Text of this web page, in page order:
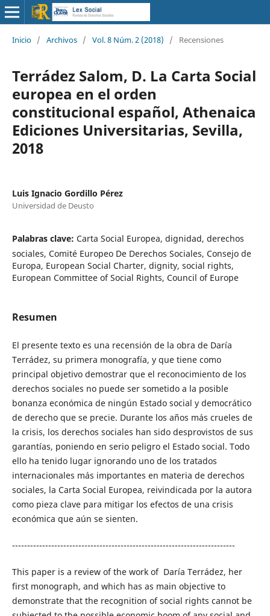
Inicio / Archivos / Vol. 8 Núm. 2 (2018) / Recensiones
Terrádez Salom, D. La Carta Social
europea en el orden
constitucional español, Athenaica
Ediciones Universitarias, Sevilla,
2018
Luis Ignacio Gordillo Pérez
Universidad de Deusto
Palabras clave: Carta Social Europea, dignidad, derechos
sociales, Comité Europeo De Derechos Sociales, Consejo de
Europa, European Social Charter, dignity, social rights,
European Committee of Social Rights, Council of Europe
Resumen
El presente texto es una recensión de la obra de Daría
Terrádez, su primera monografía, y que tiene como
principal objetivo demostrar que el reconocimiento de los
derechos sociales no puede ser sometido a la posible
bonanza económica de ningún Estado social y democrático
de derecho que se precie. Durante los años más crueles de
la crisis, los derechos sociales han sido desprovistos de sus
garantías, poniendo en serio peligro el Estado social. Todo
ello ha tenido lugar ignorando uno de los tratados
internacionales más importantes en materia de derechos
sociales, la Carta Social Europea, reivindicada por la autora
como pieza clave para mitigar los efectos de una crisis
económica que aún se sienten.
--------------------------------------------------------------------------
This paper is a review of the work of Daría Terrádez, her
first monograph, and which has as main objective to
demonstrate that the recognition of social rights cannot be